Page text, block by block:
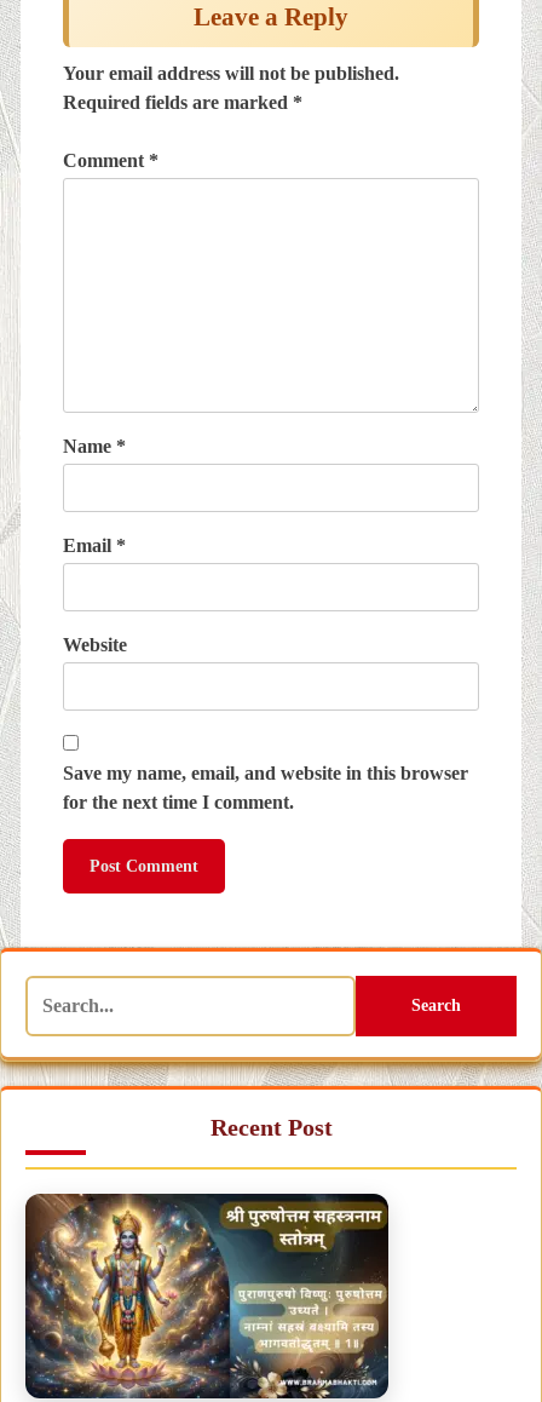
Leave a Reply
Your email address will not be published.
Required fields are marked *
Comment *
Name *
Email *
Website
Save my name, email, and website in this browser
for the next time I comment.
Search
Recent Post